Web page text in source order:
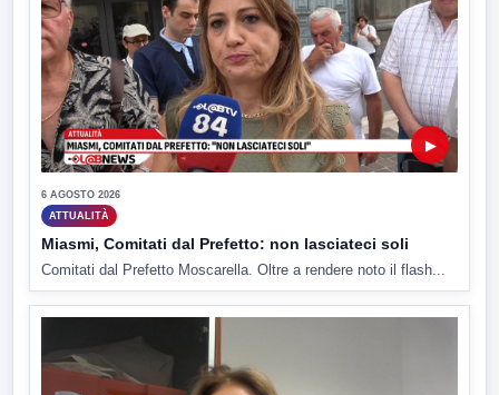
▶
6 AGOSTO 2026
ATTUALITÀ
Miasmi, Comitati dal Prefetto: non lasciateci soli
Comitati dal Prefetto Moscarella. Oltre a rendere noto il flash...